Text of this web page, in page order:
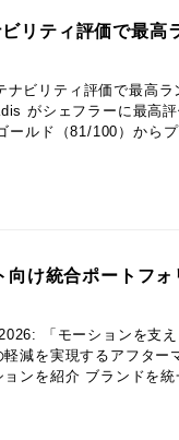
リティ評価で最高
ビリティ評価で最高ラ
がシェフラーに最高
ールド（81/100）から
け統合ポートフォ
「モーションを支え
減を実現するアフター
ンを紹介 ブランドを統